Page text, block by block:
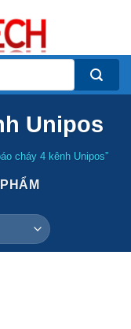
Unipos
cháy 4 kênh Unipos”